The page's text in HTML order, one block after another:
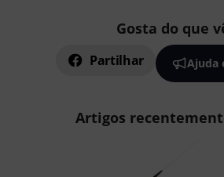
Gosta do que
Partilhar Ajuda
Artigos